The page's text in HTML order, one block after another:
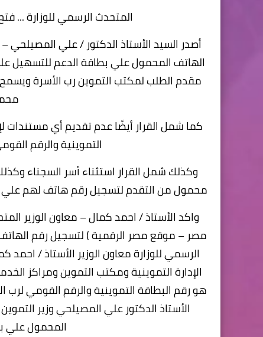
المتحدث الرسمي للوزارة
أصدر السيد الأستاذ الدكتور / علي المصيلحي –
الهاتف المحمول علي بطاقة الدعم للتسهيل
مقدم الطلب لمكتب التموين رب الأسرة
كما شمل القرار أيضًا عدم تقديم أي
التموينية والرقم
وكذلك شمل القرار استثناء أسر السجناء
محمول من التقدم لتسجيل رقم هاتف لهم علي
واكد الأستاذ / احمد كمال – معاون الوزير
مصر – موقع مصر الرقمية ) لتسجيل رقم الهاتف
الرسمي للوزارة معاون الوزير الأستاذ / احمد
الإدارة التموينية ومكتب التموين ومراكز
هو رقم البطاقة التموينية والرقم القومي
الأستاذ الدكتور علي المصيلحي وزير
المحمول علي